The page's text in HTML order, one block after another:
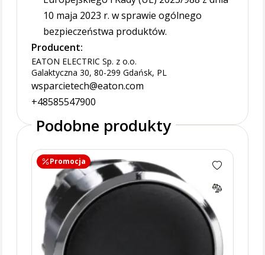
10 maja 2023 r. w sprawie ogólnego
bezpieczeństwa produktów.
Producent:
EATON ELECTRIC Sp. z o.o.
Galaktyczna 30, 80-299 Gdańsk, PL
wsparcietech@eaton.com
+48585547900
Podobne produkty
Promocja